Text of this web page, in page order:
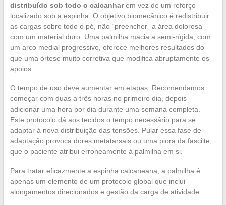
distribuído sob todo o calcanharem vez de um reforço
localizado sob a espinha. O objetivo biomecânico é redistribuir
as cargas sobre todo o pé, não “preencher” a área dolorosa
com um material duro. Uma palmilha macia a semi-rígida, com
um arco medial progressivo, oferece melhores resultados do
que uma órtese muito corretiva que modifica abruptamente os
apoios.
O tempo de uso deve aumentar em etapas. Recomendamos
começar com duas a três horas no primeiro dia, depois
adicionar uma hora por dia durante uma semana completa.
Este protocolo dá aos tecidos o tempo necessário para se
adaptar à nova distribuição das tensões. Pular essa fase de
adaptação provoca dores metatarsais ou uma piora da fasciite,
que o paciente atribui erroneamente à palmilha em si.
Para tratar eficazmente a espinha calcaneana, a palmilha é
apenas um elemento de um protocolo global que inclui
alongamentos direcionados e gestão da carga de atividade.